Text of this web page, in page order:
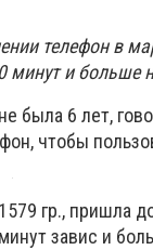
телефон в
минут и больше
6 лет,
чтобы
гр., пришла
завис и